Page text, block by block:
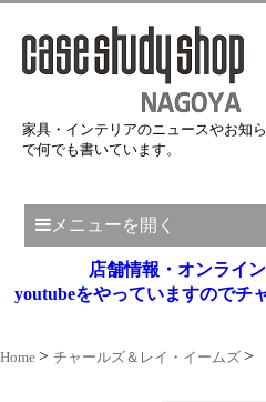
家具・インテリアのニュースやお知
で何でも書いています。
メニューを開く
店舗情報・オンライ
youtubeをやっていますのでチ
Home チャールズ＆レイ・イームズ